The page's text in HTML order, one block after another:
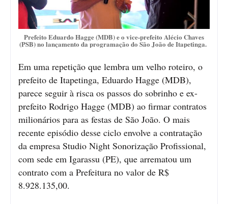
Prefeito Eduardo Hagge (MDB) e o vice-prefeito Alécio Chaves
(PSB) no lançamento da programação do São João de Itapetinga.
Em uma repetição que lembra um velho roteiro, o
prefeito de Itapetinga, Eduardo Hagge (MDB),
parece seguir à risca os passos do sobrinho e ex-
prefeito Rodrigo Hagge (MDB) ao firmar contratos
milionários para as festas de São João. O mais
recente episódio desse ciclo envolve a contratação
da empresa Studio Night Sonorização Profissional,
com sede em Igarassu (PE), que arrematou um
contrato com a Prefeitura no valor de R$
8.928.135,00.